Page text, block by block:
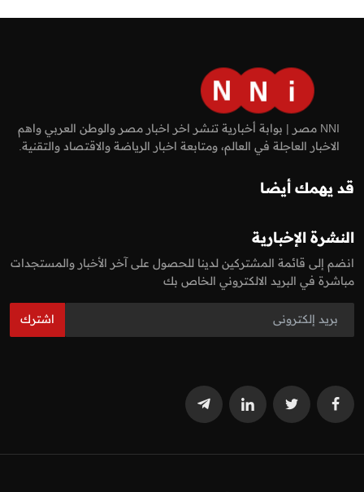
NNI مصر | بوابة أخبارية تنشر اخر اخبار مصر والوطن العربي واهم
الاخبار العاجلة في العالم، ومتابعة اخبار الرياضة والاقتصاد والتقنية.
قد يهمك أيضا
النشرة الإخبارية
انضم إلى قائمة المشتركين لدينا للحصول على آخر الأخبار والمستجدات
مباشرة في البريد الالكتروني الخاص بك
اشترك